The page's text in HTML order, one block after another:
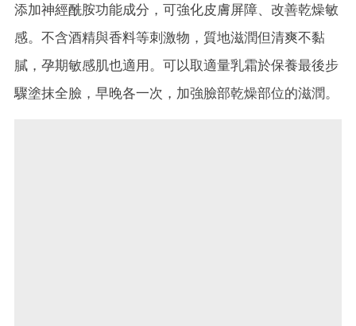
添加神經酰胺功能成分，可強化皮膚屏障、改善乾燥敏
感。不含酒精與香料等刺激物，質地滋潤但清爽不黏
膩，孕期敏感肌也適用​。可以取適量乳霜於保養最後步
驟塗抹全臉，早晚各一次，加強臉部乾燥部位的滋潤。